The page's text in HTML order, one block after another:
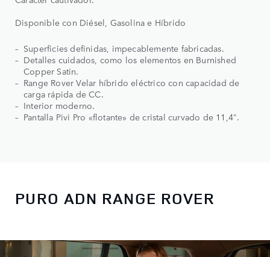
Disponible con Diésel, Gasolina e Híbrido
Superficies definidas, impecablemente fabricadas.
Detalles cuidados, como los elementos en Burnished
Copper Satin.
Range Rover Velar híbrido eléctrico con capacidad de
carga rápida de CC.
Interior moderno.
Pantalla Pivi Pro «flotante» de cristal curvado de 11,4".
PURO ADN RANGE ROVER